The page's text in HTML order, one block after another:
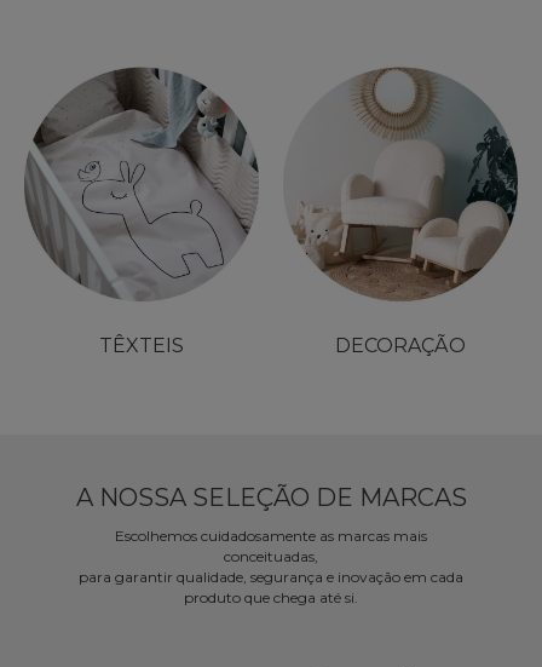
TÊXTEIS DECORAÇÃO
A NOSSA SELEÇÃO DE MARCAS
Escolhemos cuidadosamente as marcas mais
conceituadas,
para garantir qualidade, segurança e inovação em cada
produto que chega até si.